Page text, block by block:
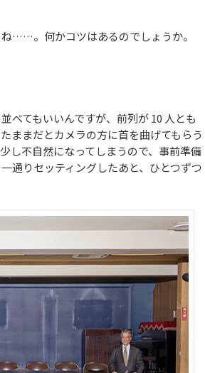
……。何かコツはあるのでしょうか。
べてもいいんですが、前列が 10 人とも
ままだとカメラの方に首を曲げてもらう
し不自然になってしまうので、事前準備
通りセッティングしたあと、ひとつずつ